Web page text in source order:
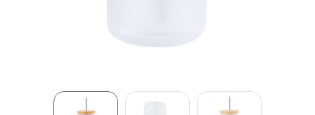
Overige relatiegeschenken